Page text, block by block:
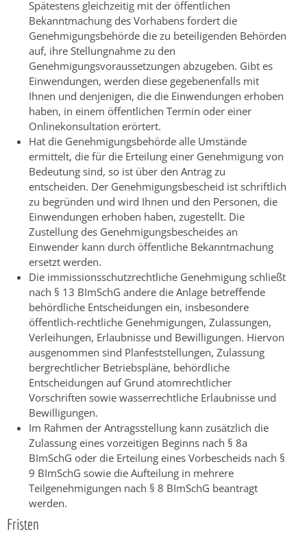
Spätestens gleichzeitig mit der öffentlichen
Bekanntmachung des Vorhabens fordert die
Genehmigungsbehörde die zu beteiligenden Behörden
auf, ihre Stellungnahme zu den
Genehmigungsvoraussetzungen abzugeben. Gibt es
Einwendungen, werden diese gegebenenfalls mit
Ihnen und denjenigen, die die Einwendungen erhoben
haben, in einem öffentlichen Termin oder einer
Onlinekonsultation erörtert.
Hat die Genehmigungsbehörde alle Umstände
ermittelt, die für die Erteilung einer Genehmigung von
Bedeutung sind, so ist über den Antrag zu
entscheiden. Der Genehmigungsbescheid ist schriftlich
zu begründen und wird Ihnen und den Personen, die
Einwendungen erhoben haben, zugestellt. Die
Zustellung des Genehmigungsbescheides an
Einwender kann durch öffentliche Bekanntmachung
ersetzt werden.
Die immissionsschutzrechtliche Genehmigung schließt
nach § 13 BImSchG andere die Anlage betreffende
behördliche Entscheidungen ein, insbesondere
öffentlich-rechtliche Genehmigungen, Zulassungen,
Verleihungen, Erlaubnisse und Bewilligungen. Hiervon
ausgenommen sind Planfeststellungen, Zulassung
bergrechtlicher Betriebspläne, behördliche
Entscheidungen auf Grund atomrechtlicher
Vorschriften sowie wasserrechtliche Erlaubnisse und
Bewilligungen.
Im Rahmen der Antragsstellung kann zusätzlich die
Zulassung eines vorzeitigen Beginns nach § 8a
BImSchG oder die Erteilung eines Vorbescheids nach §
9 BImSchG sowie die Aufteilung in mehrere
Teilgenehmigungen nach § 8 BImSchG beantragt
werden.
Fristen